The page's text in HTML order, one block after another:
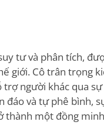
tư và phân tích,
giới. Cô trân trọng
người khác qua
đáo và tự phê bình,
một đồng